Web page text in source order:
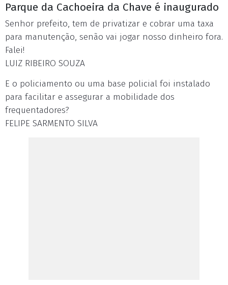
Parque da Cachoeira da Chave é inaugurado
Senhor prefeito, tem de privatizar e cobrar uma taxa
para manutenção, senão vai jogar nosso dinheiro fora.
Falei!
LUIZ RIBEIRO SOUZA
E o policiamento ou uma base policial foi instalado
para facilitar e assegurar a mobilidade dos
frequentadores?
FELIPE SARMENTO SILVA